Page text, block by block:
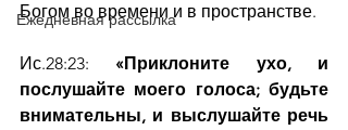
Ежедневная рассылка
Богом во времени и в пространстве.
Ис.28:23: «Приклоните ухо, и
послушайте моего голоса; будьте
внимательны, и выслушайте речь